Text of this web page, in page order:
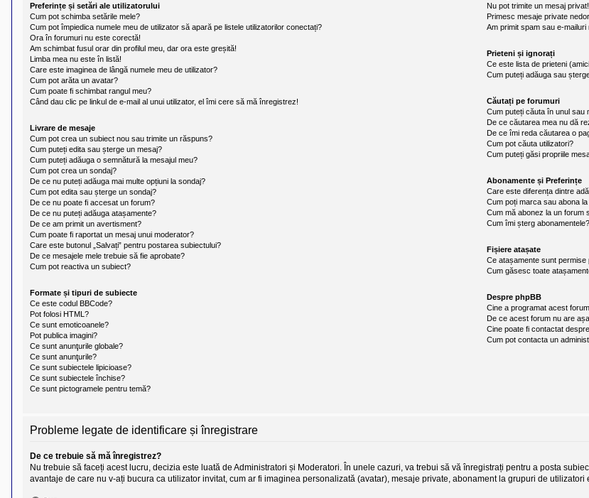
Preferințe și setări ale utilizatorului
Cum pot schimba setările mele?
Cum pot împiedica numele meu de utilizator să apară pe listele utilizatorilor conectați?
Ora în forumuri nu este corectă!
Am schimbat fusul orar din profilul meu, dar ora este greșită!
Limba mea nu este în listă!
Care este imaginea de lângă numele meu de utilizator?
Cum pot arăta un avatar?
Cum poate fi schimbat rangul meu?
Când dau clic pe linkul de e-mail al unui utilizator, el îmi cere să mă înregistrez!
Livrare de mesaje
Cum pot crea un subiect nou sau trimite un răspuns?
Cum puteți edita sau șterge un mesaj?
Cum puteți adăuga o semnătură la mesajul meu?
Cum pot crea un sondaj?
De ce nu puteți adăuga mai multe opțiuni la sondaj?
Cum pot edita sau șterge un sondaj?
De ce nu poate fi accesat un forum?
De ce nu puteți adăuga atașamente?
De ce am primit un avertisment?
Cum poate fi raportat un mesaj unui moderator?
Care este butonul „Salvați” pentru postarea subiectului?
De ce mesajele mele trebuie să fie aprobate?
Cum pot reactiva un subiect?
Formate și tipuri de subiecte
Ce este codul BBCode?
Pot folosi HTML?
Ce sunt emoticoanele?
Pot publica imagini?
Ce sunt anunţurile globale?
Ce sunt anunţurile?
Ce sunt subiectele lipicioase?
Ce sunt subiectele închise?
Ce sunt pictogramele pentru temă?
Nu pot trimite un mesaj privat!
Primesc mesaje private
Am primit spam sau e-
Prieteni și ignorați
Ce este lista de prieteni
Cum puteți adăuga sau
Căutați pe forumuri
Cum puteți căuta în unul sau
De ce căutarea mea nu dă
De ce îmi reda căutarea o
Cum pot căuta utilizatori?
Cum puteți găsi propriile
Abonamente și Preferințe
Care este diferența dintre
Cum poți marca sau abona
Cum mă abonez la un forum
Cum îmi șterg abonamentele?
Fișiere atașate
Ce atașamente sunt permise
Cum găsesc toate
Despre phpBB
Cine a programat acest
De ce acest forum nu are
Cine poate fi contactat
Cum pot contacta un
Probleme legate de identificare și înregistrare
De ce trebuie să mă înregistrez?
Nu trebuie să faceți acest lucru, decizia este luată de Administratori și Moderatori. În unele cazuri, va trebui să vă înregistrați pentru a posta
avantaje de care nu v-ați bucura ca utilizator invitat, cum ar fi imaginea personalizată (avatar), mesaje private, abonament la grupuri de